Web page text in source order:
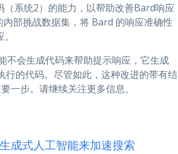
系统2）的能力，以帮助改善Bard响应
部挑战数据集，将 Bard 的响应准确性
不会生成代码来帮助提示响应，它生成
的代码。尽管如此，这种改进的带有结
一步。请继续关注更多信息。
成式人工智能来加速搜索